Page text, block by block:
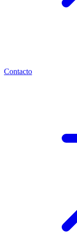
Contacto